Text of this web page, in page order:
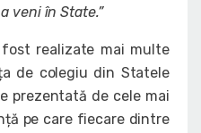
veni în State.”
realizate mai multe
de colegiu din Statele
prezentată de cele mai
pe care fiecare dintre